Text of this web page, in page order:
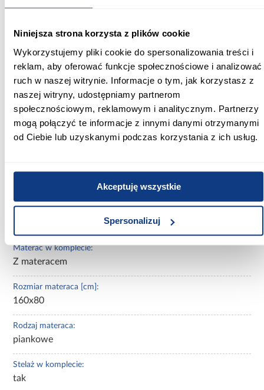
Niniejsza strona korzysta z plików cookie
Wykorzystujemy pliki cookie do spersonalizowania treści i
reklam, aby oferować funkcje społecznościowe i analizować
ruch w naszej witrynie. Informacje o tym, jak korzystasz z
naszej witryny, udostępniamy partnerom
społecznościowym, reklamowym i analitycznym. Partnerzy
mogą połączyć te informacje z innymi danymi otrzymanymi
od Ciebie lub uzyskanymi podczas korzystania z ich usług.
Akceptuję wszystkie
Spersonalizuj
165.00
Głębokość [cm]:
84.00
Wysokość [cm]:
49.00
Szerokość pow. spania [cm]:
Długość pow. spania [cm]:
Powierzchnia spania [cm]:
Materac w komplecie:
Z materacem
Rozmiar materaca [cm]:
160x80
Rodzaj materaca:
piankowe
Stelaż w komplecie:
tak